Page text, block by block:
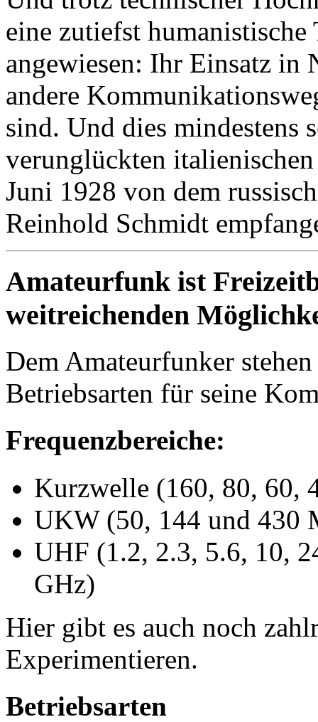
eine zutiefst
angewiesen: Ihr Einsatz in
andere
sind. Und dies mindestens
verunglückten
Juni 1928 von dem
Reinhold Schmidt
Amateurfunk ist
weitreichenden
Dem Amateurfunker
Betriebsarten für seine
Frequenzbereiche:
Kurzwelle (160, 80, 60,
UKW (50, 144 und 430
UHF (1.2, 2.3, 5.6, 10,
GHz)
Hier gibt es auch noch
Experimentieren.
Betriebsarten